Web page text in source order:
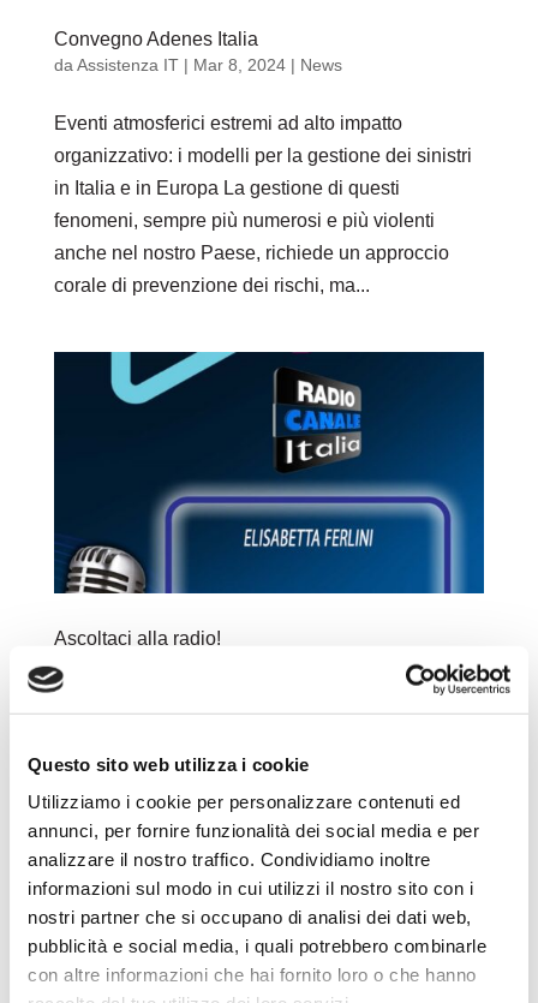
Questo sito web utilizza i cookie
Utilizziamo i cookie per personalizzare contenuti ed
annunci, per fornire funzionalità dei social media e per
analizzare il nostro traffico. Condividiamo inoltre
informazioni sul modo in cui utilizzi il nostro sito con i
nostri partner che si occupano di analisi dei dati web,
pubblicità e social media, i quali potrebbero combinarle
con altre informazioni che hai fornito loro o che hanno
Convegno Adenes Italia
da Assistenza IT| Mar 8, 2024| News
Eventi atmosferici estremi ad alto impatto
organizzativo: i modelli per la gestione dei sinistri
in Italia e in Europa La gestione di questi
fenomeni, sempre più numerosi e più violenti
anche nel nostro Paese, richiede un approccio
corale di prevenzione dei rischi, ma...
Ascoltaci alla radio!
da
Experta, è stata intervistata da Storytime.
chiave e il “bello” dell’attività peritale. Clicca
qui per ascoltare l’intervista integrale su Spotify.
Clicca qui per vedere...